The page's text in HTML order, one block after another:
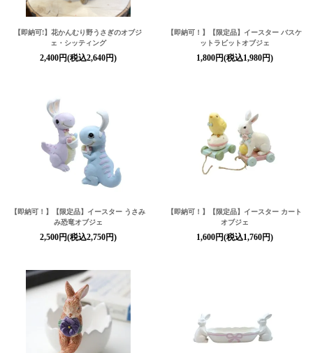
【即納可!】花かんむり野うさぎのオブジ
ェ・シッティング
2,400円(税込2,640円)
【即納可！】【限定品】イースター バスケ
ットラビットオブジェ
1,800円(税込1,980円)
【即納可！】【限定品】イースター うさみ
み恐竜オブジェ
2,500円(税込2,750円)
【即納可！】【限定品】イースター カート
オブジェ
1,600円(税込1,760円)